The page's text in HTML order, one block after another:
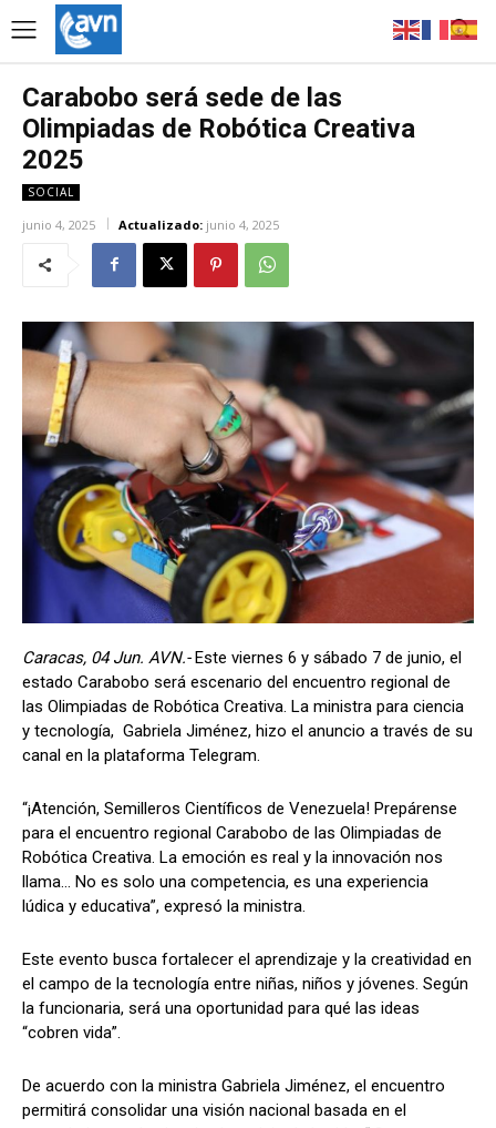
Carabobo será sede de las
Olimpiadas de Robótica Creativa
2025
SOCIAL
junio 4, 2025 Actualizado: junio 4, 2025
Caracas, 04 Jun. AVN.-Este viernes 6 y sábado 7 de junio, el
estado Carabobo será escenario del encuentro regional de
las Olimpiadas de Robótica Creativa. La ministra para ciencia
y tecnología, Gabriela Jiménez, hizo el anuncio a través de su
canal en la plataforma Telegram.
“¡Atención, Semilleros Científicos de Venezuela! Prepárense
para el encuentro regional Carabobo de las Olimpiadas de
Robótica Creativa. La emoción es real y la innovación nos
llama… No es solo una competencia, es una experiencia
lúdica y educativa”, expresó la ministra.
Este evento busca fortalecer el aprendizaje y la creatividad en
el campo de la tecnología entre niñas, niños y jóvenes. Según
la funcionaria, será una oportunidad para qué las ideas
“cobren vida”.
De acuerdo con la ministra Gabriela Jiménez, el encuentro
permitirá consolidar una visión nacional basada en el